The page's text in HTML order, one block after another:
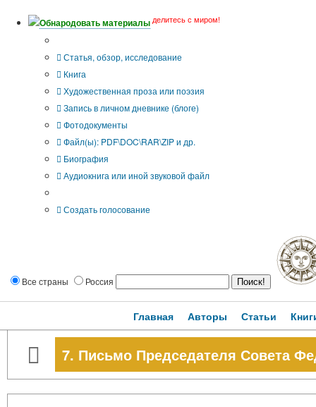
Обнародовать материалы делитесь с миром!
Статья, обзор, исследование
Книга
Художественная проза или поэзия
Запись в личном дневнике (блоге)
Фотодокументы
Файл(ы): PDF\DOC\RAR\ZIP и др.
Биография
Аудиокнига или иной звуковой файл
Создать голосование
Все страны Россия
Главная Авторы Статьи
7. Письмо Председателя Совета